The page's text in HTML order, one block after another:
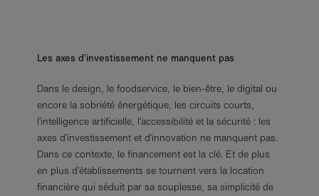
Les axes d’investissement ne manquent pas
Dans le design, le foodservice, le bien-être, le digital ou
encore la sobriété énergétique, les circuits courts,
l’intelligence artificielle, l’accessibilité et la sécurité : les
axes d’investissement et d’innovation ne manquent pas.
Dans ce contexte, le financement est la clé. Et de plus
en plus d’établissements se tournent vers la location
financière qui séduit par sa souplesse, sa simplicité de